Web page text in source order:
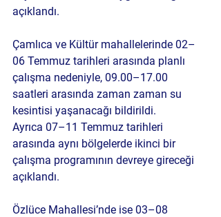
açıklandı.
Çamlıca ve Kültür mahallelerinde 02–
06 Temmuz tarihleri arasında planlı
çalışma nedeniyle, 09.00–17.00
saatleri arasında zaman zaman su
kesintisi yaşanacağı bildirildi.
Ayrıca 07–11 Temmuz tarihleri
arasında aynı bölgelerde ikinci bir
çalışma programının devreye gireceği
açıklandı.
Özlüce Mahallesi’nde ise 03–08